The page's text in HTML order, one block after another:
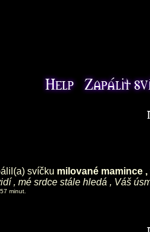
svíčku milované mamince
, mé srdce stále hledá , Váš
minut.